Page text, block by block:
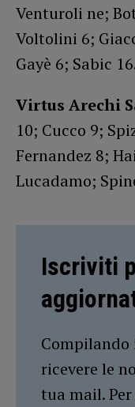
Venturoli ne;
Voltolini 6;
Gayè 6; Sabic
Virtus Arechi
10; Cucco 9;
Fernandez 8;
Lucadamo;
Iscriviti
ricevere le
tua mail.